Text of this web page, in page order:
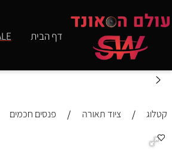
דף הבית SALE
/ ציוד תאורה / פנסים חכמים